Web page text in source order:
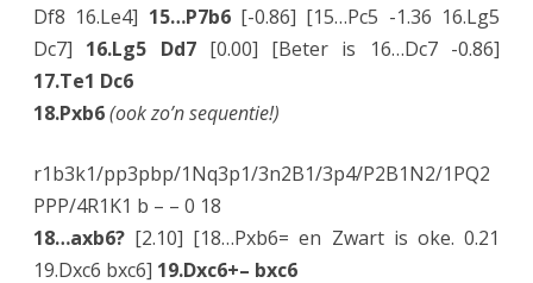
Df8 16.Le4] 15…P7b6[-0.86] [15…Pc5 -1.36 16.Lg5
Dc7] 16.Lg5 Dd7[0.00] [Beter is 16…Dc7 -0.86]
17.Te1 Dc6
18.Pxb6(ook zo’n sequentie!)
r1b3k1/pp3pbp/1Nq3p1/3n2B1/3p4/P2B1N2/1PQ2
PPP/4R1K1 b – – 0 18
18…axb6? [2.10] [18…Pxb6= en Zwart is oke. 0.21
19.Dxc6 bxc6] 19.Dxc6+– bxc6